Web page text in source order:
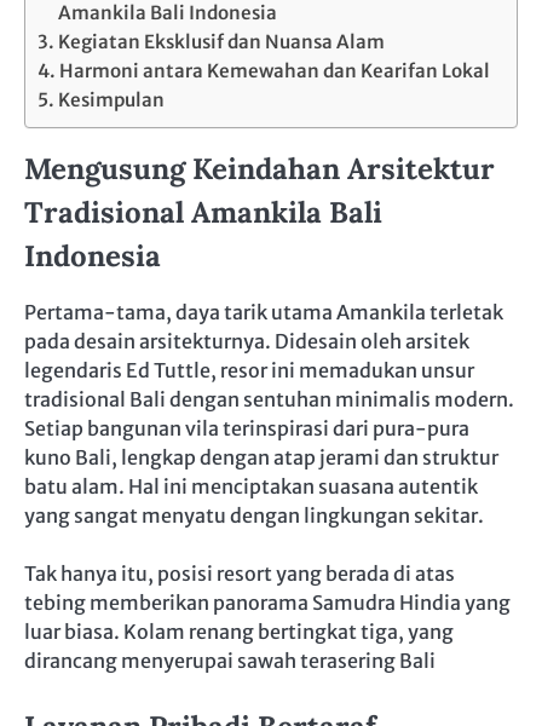
Amankila Bali Indonesia
Kegiatan Eksklusif dan Nuansa Alam
Harmoni antara Kemewahan dan Kearifan Lokal
Kesimpulan
Mengusung Keindahan Arsitektur
Tradisional Amankila Bali
Indonesia
Pertama-tama, daya tarik utama Amankila terletak
pada desain arsitekturnya. Didesain oleh arsitek
legendaris Ed Tuttle, resor ini memadukan unsur
tradisional Bali dengan sentuhan minimalis modern.
Setiap bangunan vila terinspirasi dari pura-pura
kuno Bali, lengkap dengan atap jerami dan struktur
batu alam. Hal ini menciptakan suasana autentik
yang sangat menyatu dengan lingkungan sekitar.
Tak hanya itu, posisi resort yang berada di atas
tebing memberikan panorama Samudra Hindia yang
luar biasa. Kolam renang bertingkat tiga, yang
dirancang menyerupai sawah terasering Bali